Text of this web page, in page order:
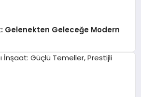
Gelenekten Geleceğe Modern